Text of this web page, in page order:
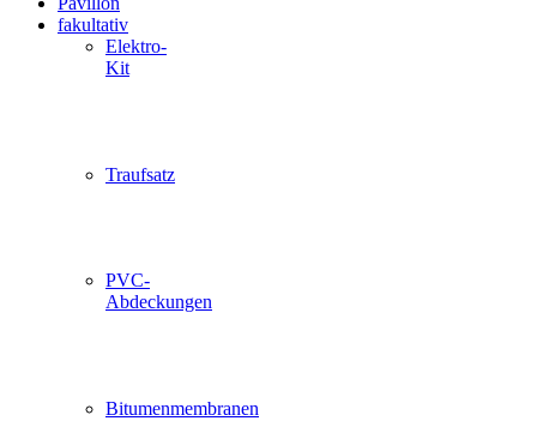
fakultativ
Elektro-
Kit
Traufsatz
PVC-
Abdeckungen
Bitumenmembranen